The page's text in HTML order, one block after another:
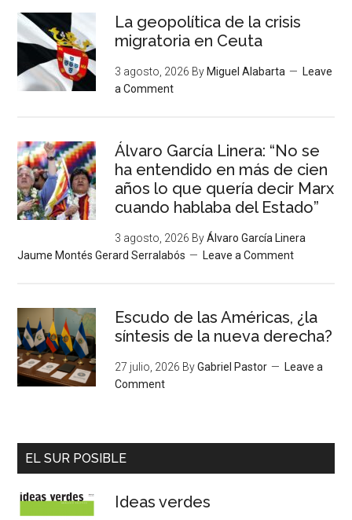
La geopolítica de la crisis
migratoria en Ceuta
3 agosto, 2026 By Miguel Alabarta
Leave
a Comment
Álvaro García Linera: “No se
ha entendido en más de cien
años lo que quería decir Marx
cuando hablaba del Estado”
3 agosto, 2026 ByÁlvaro García Linera
Jaume Montés Gerard Serralabós
Leave a Comment
Escudo de las Américas, ¿la
síntesis de la nueva derecha?
27 julio, 2026 ByGabriel Pastor
Leave a
Comment
EL SUR POSIBLE
Ideas verdes